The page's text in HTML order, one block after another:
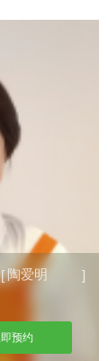
[陶爱明 ]
预约